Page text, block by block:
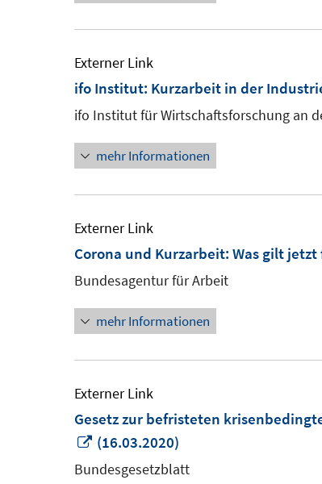
Externer Link
ifo Institut: Kurzarbeit in der
ifo Institut für Wirtschaftsforschung an
mehr Informationen
Externer Link
Corona und Kurzarbeit: Was gilt
Bundesagentur für Arbeit
mehr Informationen
Externer Link
Gesetz zur befristeten
In
neuem
(16.03.2020)
Bundesgesetzblatt